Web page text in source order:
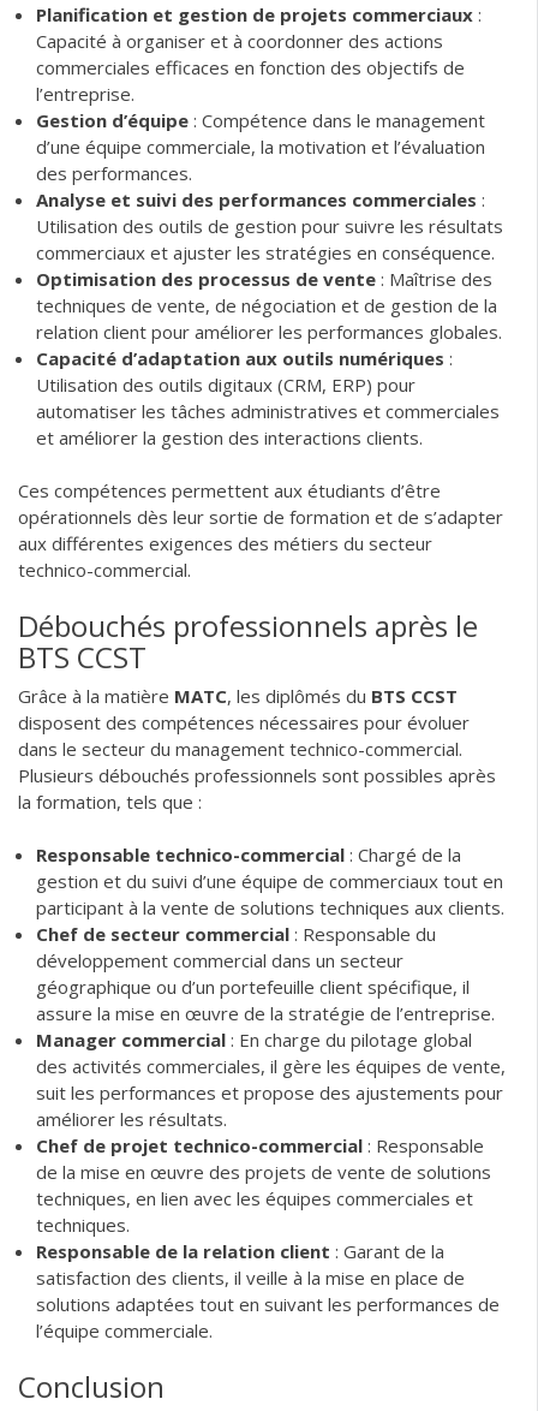
Planification et gestion de projets commerciaux :
Capacité à organiser et à coordonner des actions
commerciales efficaces en fonction des objectifs de
l’entreprise.
Gestion d’équipe : Compétence dans le management
d’une équipe commerciale, la motivation et l’évaluation
des performances.
Analyse et suivi des performances commerciales :
Utilisation des outils de gestion pour suivre les résultats
commerciaux et ajuster les stratégies en conséquence.
Optimisation des processus de vente : Maîtrise des
techniques de vente, de négociation et de gestion de la
relation client pour améliorer les performances globales.
Capacité d’adaptation aux outils numériques :
Utilisation des outils digitaux (CRM, ERP) pour
automatiser les tâches administratives et commerciales
et améliorer la gestion des interactions clients.
Ces compétences permettent aux étudiants d’être
opérationnels dès leur sortie de formation et de s’adapter
aux différentes exigences des métiers du secteur
technico-commercial.
Débouchés professionnels après le
BTS CCST
Grâce à la matière MATC, les diplômés du BTS CCST
disposent des compétences nécessaires pour évoluer
dans le secteur du management technico-commercial.
Plusieurs débouchés professionnels sont possibles après
la formation, tels que :
Responsable technico-commercial : Chargé de la
gestion et du suivi d’une équipe de commerciaux tout en
participant à la vente de solutions techniques aux clients.
Chef de secteur commercial : Responsable du
développement commercial dans un secteur
géographique ou d’un portefeuille client spécifique, il
assure la mise en œuvre de la stratégie de l’entreprise.
Manager commercial : En charge du pilotage global
des activités commerciales, il gère les équipes de vente,
suit les performances et propose des ajustements pour
améliorer les résultats.
Chef de projet technico-commercial : Responsable
de la mise en œuvre des projets de vente de solutions
techniques, en lien avec les équipes commerciales et
techniques.
Responsable de la relation client : Garant de la
satisfaction des clients, il veille à la mise en place de
solutions adaptées tout en suivant les performances de
l’équipe commerciale.
Conclusion